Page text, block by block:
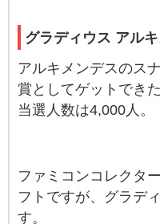
グラディウス アル
アルキメンデスのス
賞としてゲットでき
当選人数は4,000人。
ファミコンコレクタ
フトですが、グラデ
す。